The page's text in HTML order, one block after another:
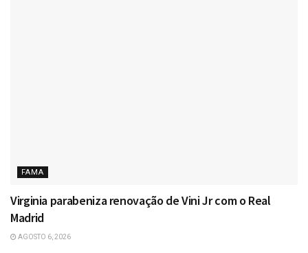
FAMA
Virginia parabeniza renovação de Vini Jr com o Real
Madrid
AGOSTO 6, 2026